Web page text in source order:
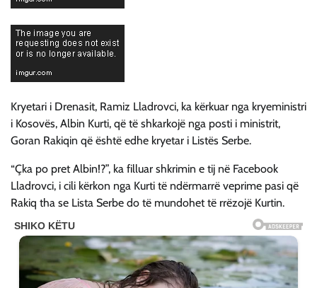
Kryetari i Drenasit, Ramiz Lladrovci, ka kërkuar nga kryeministri
i Kosovës, Albin Kurti, që të shkarkojë nga posti i ministrit,
Goran Rakiqin që është edhe kryetar i Listës Serbe.
“Çka po pret Albin!?”, ka filluar shkrimin e tij në Facebook
Lladrovci, i cili kërkon nga Kurti të ndërmarrë veprime pasi që
Rakiq tha se Lista Serbe do të mundohet të rrëzojë Kurtin.